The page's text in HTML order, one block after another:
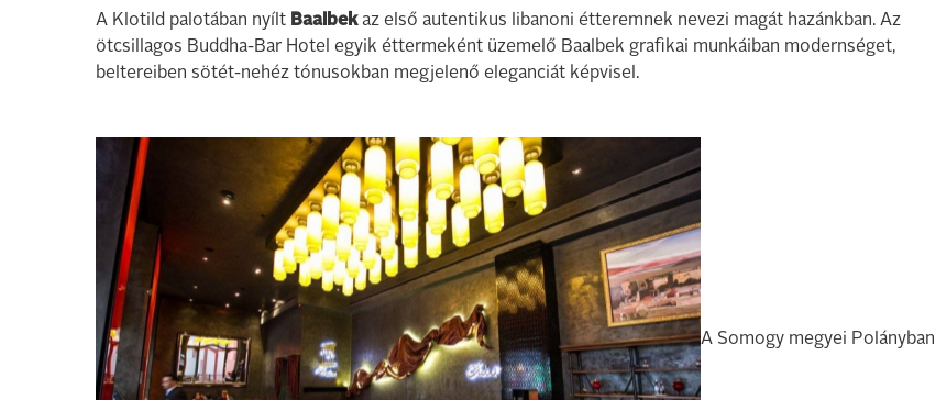
A Klotild palotában nyílt Baalbekaz első autentikus libanoni étteremnek nevezi magát hazánkban. Az
ötcsillagos Buddha-Bar Hotel egyik éttermeként üzemelő Baalbek grafikai munkáiban modernséget,
beltereiben sötét-nehéz tónusokban megjelenő eleganciát képvisel.
A Somogy megyei Polányban